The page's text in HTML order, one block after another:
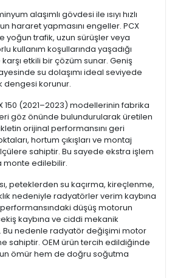
alaşımlı gövdesi ile ısıyı hızlı
hararet yapmasını engeller. PCX
yoğun trafik, uzun sürüşler veya
kullanım koşullarında yaşadığı
etkili bir çözüm sunar. Geniş
su dolaşımı ideal seviyede
dengesi korunur.
150 (2021–2023) modellerinin fabrika
göz önünde bulundurularak üretilen
orijinal performansını geri
hortum çıkışları ve montaj
sahiptir. Bu sayede ekstra işlem
edilebilir.
peteklerden su kaçırma, kireçlenme,
nedeniyle radyatörler verim kaybına
düşüş motorun
kaybına ve ciddi mekanik
nedenle radyatör değişimi motor
sahiptir. OEM ürün tercih edildiğinde
ömür hem de doğru soğutma